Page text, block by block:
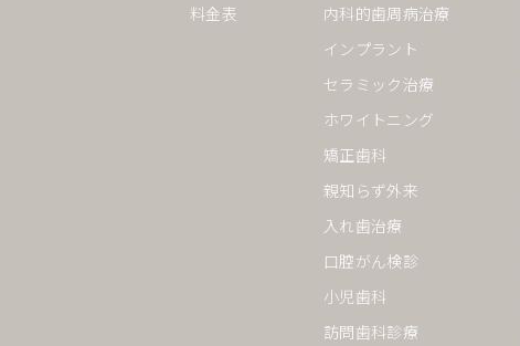
料金表
内科的歯周病治療
インプラント
セラミック治療
ホワイトニング
矯正歯科
親知らず外来
入れ歯治療
口腔がん検診
小児歯科
訪問歯科診療